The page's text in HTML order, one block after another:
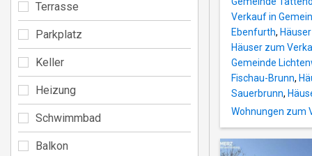
Verkauf in
Ebenfurth,
Häuser zum
Gemeinde
Fischau-Brunn,
Sauerbrunn,
Wohnungen zum
Terrasse
Parkplatz
Keller
Heizung
Schwimmbad
Balkon